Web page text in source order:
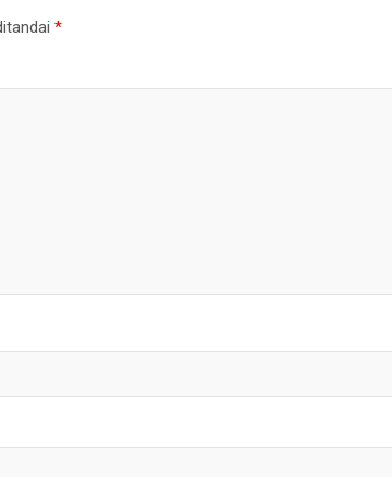
*